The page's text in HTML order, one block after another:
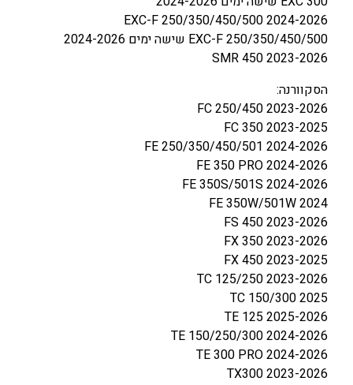
A
S
2
/
4
T
2
0
2
4
-
2
5
EXC-F 250/350/450/500 2024-2026
EXC-F 250/350/450/500 שישה ימים 2024-2026
SMR 450 2023-2026
הסקוורנה:
FC 250/450 2023-2026
FC 350 2023-2025
FE 250/350/450/501 2024-2026
FE 350 PRO 2024-2026
FE 350S/501S 2024-2026
FE 350W/501W 2024
FS 450 2023-2026
FX 350 2023-2026
FX 450 2023-2025
TC 125/250 2023-2026
TC 150/300 2025
TE 125 2025-2026
TE 150/250/300 2024-2026
TE 300 PRO 2024-2026
TX300 2023-2026